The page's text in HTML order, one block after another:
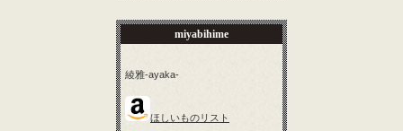
miyabihime
綾雅-ayaka-
ほしいものリスト